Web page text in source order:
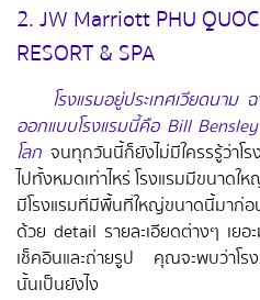
2. JW Marriott PHU
RESORT & SPA
โรงแรมอยู่ประเทศเวียดนา
ออกแบบโรงแรมนี้คือ Bill
โลก จนทุกวันนี้ก็ยังไม่มีใครรรู้ว่าโ
ไปทั้งหมดเท่าไหร่ โรงแรมมีขนาดใ
มีโรงแรมที่มีพื้นที่ใหญ่ขนาดนี้มาก่
ด้วย detail รายละเอียดต่างๆ เย
เช็คอินและถ่ายรูป คุณจะพบว่าโร
นั้นเป็นยังไง